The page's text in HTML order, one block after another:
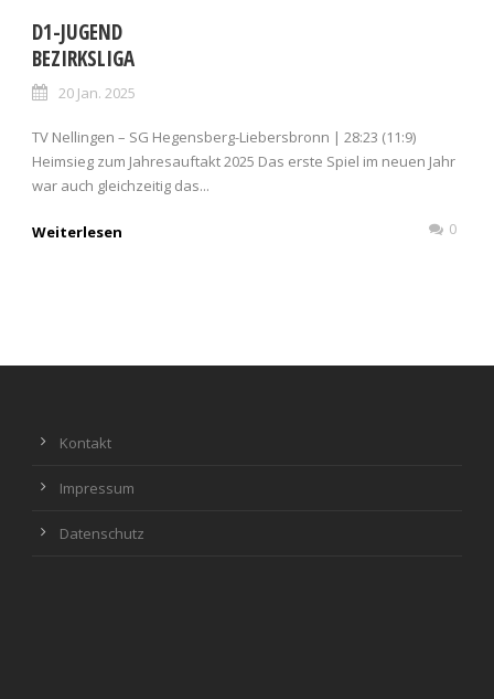
D1-JUGEND
BEZIRKSLIGA
20 Jan. 2025
TV Nellingen – SG Hegensberg-Liebersbronn | 28:23 (11:9)
Heimsieg zum Jahresauftakt 2025 Das erste Spiel im neuen Jahr
war auch gleichzeitig das...
Weiterlesen 0
Kontakt
Impressum
Datenschutz